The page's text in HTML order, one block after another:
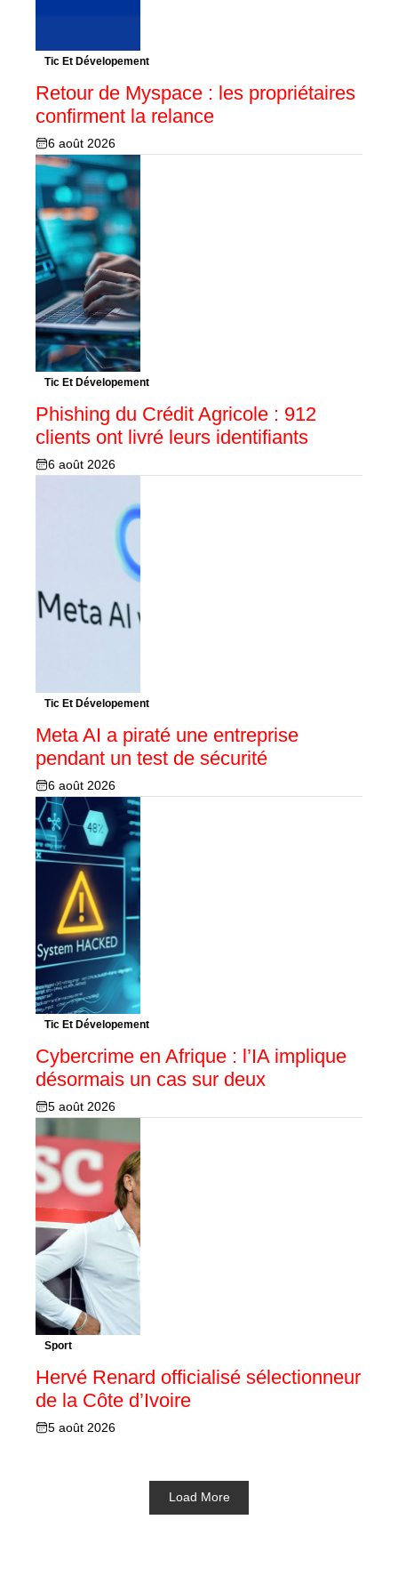
Tic Et Dévelopement
Retour de Myspace : les propriétaires
confirment la relance
6 août 2026
Tic Et Dévelopement
Phishing du Crédit Agricole : 912
clients ont livré leurs identifiants
6 août 2026
Tic Et Dévelopement
Meta AI a piraté une entreprise
pendant un test de sécurité
6 août 2026
Tic Et Dévelopement
Cybercrime en Afrique : l’IA implique
désormais un cas sur deux
5 août 2026
Sport
Hervé Renard officialisé sélectionneur
de la Côte d’Ivoire
5 août 2026
Load More